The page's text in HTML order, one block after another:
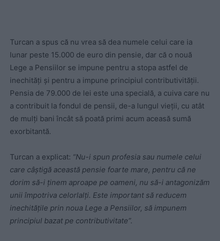
Turcan a spus că nu vrea să dea numele celui care ia
lunar peste 15.000 de euro din pensie, dar că o nouă
Lege a Pensiilor se impune pentru a stopa astfel de
inechități și pentru a impune principiul contributivității.
Pensia de 79.000 de lei este una specială, a cuiva care nu
a contribuit la fondul de pensii, de-a lungul vieții, cu atât
de mulți bani încât să poată primi acum aceasă sumă
exorbitantă.
Turcan a explicat: “Nu-i spun profesia sau numele celui
care câștigă această pensie foarte mare, pentru că ne
dorim să-i ținem aproape pe oameni, nu să-i antagonizăm
unii împotriva celorlalți. Este important să reducem
inechitățile prin noua Lege a Pensiilor, să impunem
principiul bazat pe contributivitate”.